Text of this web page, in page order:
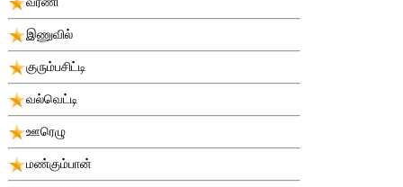
இணுவில்
குரும்பசிட்டி
வல்வெட்டி
ஊரெழு
மண்கும்பான்